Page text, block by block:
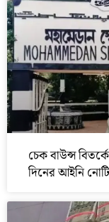
চেক বাউন্স
দিনের আইনি